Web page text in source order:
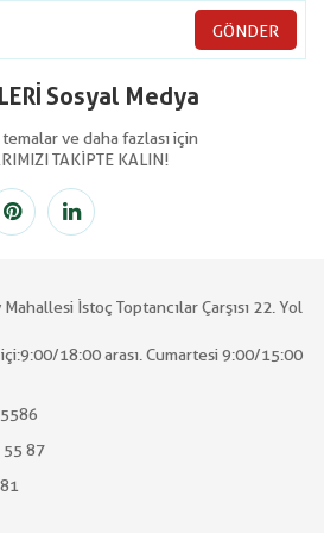
GÖNDER
Sosyal Medya
ve daha fazlası için
TAKİPTE KALIN!
İstoç Toptancılar Çarşısı 22. Yol
18:00 arası. Cumartesi 9:00/15:00
55 87